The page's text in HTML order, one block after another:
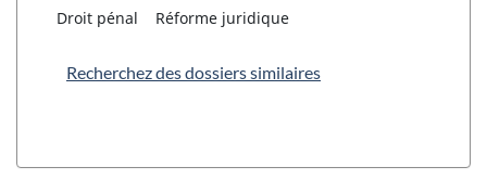
Droit pénal
Réforme juridique
Recherchez des dossiers similaires